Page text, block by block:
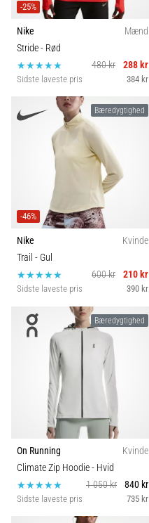
-25%
Nike
Mænd
Stride- Rød
480 kr
288 kr
Sidste laveste pris 384 kr
Bæredygtighed
-46%
Nike
Kvinde
Trail - Gul
600 kr
210 kr
Sidste laveste pris 390 kr
Bæredygtighed
On Running
Kvinde
Climate Zip Hoodie- Hvid
1 050 kr
840 kr
Sidste laveste pris 735 kr